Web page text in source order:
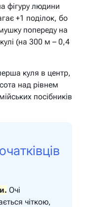
фігуру людини
+1 поділок, бо
попереду на
(на 300 м – 0,4
куля в центр,
над рівнем
посібників
Очі
чіткою,